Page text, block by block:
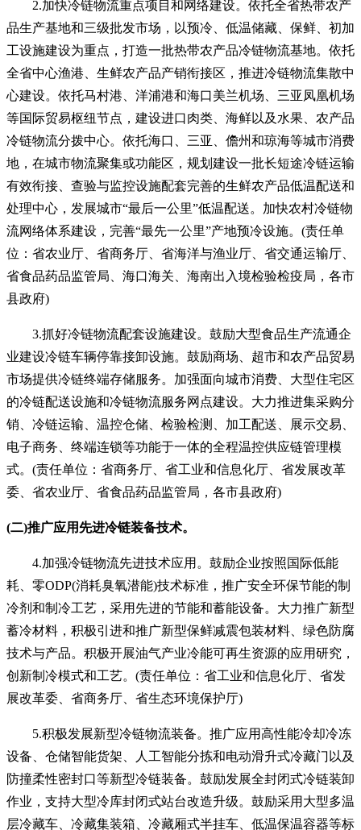
2.加快冷链物流重点项目和网络建设。依托全省热带农产
品生产基地和三级批发市场，以预冷、低温储藏、保鲜、初加
工设施建设为重点，打造一批热带农产品冷链物流基地。依托
全省中心渔港、生鲜农产品产销衔接区，推进冷链物流集散中
心建设。依托马村港、洋浦港和海口美兰机场、三亚凤凰机场
等国际贸易枢纽节点，建设进口肉类、海鲜以及水果、农产品
冷链物流分拨中心。依托海口、三亚、儋州和琼海等城市消费
地，在城市物流聚集或功能区，规划建设一批长短途冷链运输
有效衔接、查验与监控设施配套完善的生鲜农产品低温配送和
处理中心，发展城市“最后一公里”低温配送。加快农村冷链物
流网络体系建设，完善“最先一公里”产地预冷设施。(责任单
位：省农业厅、省商务厅、省海洋与渔业厅、省交通运输厅、
省食品药品监管局、海口海关、海南出入境检验检疫局，各市
县政府)
3.抓好冷链物流配套设施建设。鼓励大型食品生产流通企
业建设冷链车辆停靠接卸设施。鼓励商场、超市和农产品贸易
市场提供冷链终端存储服务。加强面向城市消费、大型住宅区
的冷链配送设施和冷链物流服务网点建设。大力推进集采购分
销、冷链运输、温控仓储、检验检测、加工配送、展示交易、
电子商务、终端连锁等功能于一体的全程温控供应链管理模
式。(责任单位：省商务厅、省工业和信息化厅、省发展改革
委、省农业厅、省食品药品监管局，各市县政府)
(二)推广应用先进冷链装备技术。
4.加强冷链物流先进技术应用。鼓励企业按照国际低能
耗、零ODP(消耗臭氧潜能)技术标准，推广安全环保节能的制
冷剂和制冷工艺，采用先进的节能和蓄能设备。大力推广新型
蓄冷材料，积极引进和推广新型保鲜减震包装材料、绿色防腐
技术与产品。积极开展油气产业冷能可再生资源的应用研究，
创新制冷模式和工艺。(责任单位：省工业和信息化厅、省发
展改革委、省商务厅、省生态环境保护厅)
5.积极发展新型冷链物流装备。推广应用高性能冷却冷冻
设备、仓储智能货架、人工智能分拣和电动滑升式冷藏门以及
防撞柔性密封口等新型冷链装备。鼓励发展全封闭式冷链装卸
作业，支持大型冷库封闭式站台改造升级。鼓励采用大型多温
层冷藏车、冷藏集装箱、冷藏厢式半挂车、低温保温容器等标